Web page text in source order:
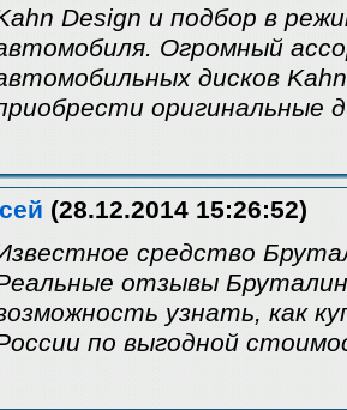
Design и подбор в
Огромный
дисков
оригинальные
(28.12.2014 15:26:52)
средство
отзывы
узнать, как
по выгодной